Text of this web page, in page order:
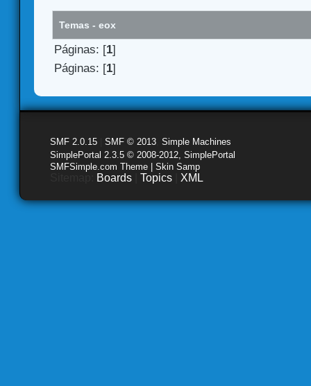
Temas - eox
Páginas: [1]
Páginas: [1]
SMF 2.0.15 SMF © 2013 Simple Machines
SimplePortal 2.3.5 © 2008-2012, SimplePortal
SMFSimple.com Theme | Skin Samp
Boards Topics XML